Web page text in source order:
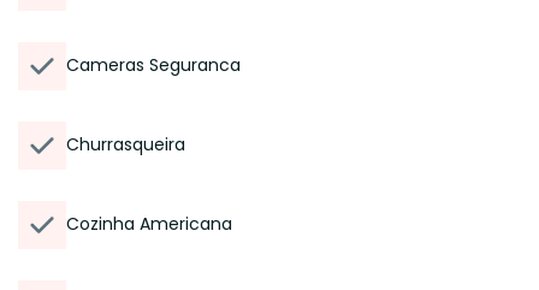
Cameras Seguranca
Churrasqueira
Cozinha Americana